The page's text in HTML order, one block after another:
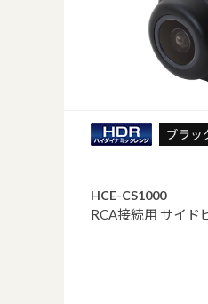
HCE-CS1000
RCA接続用 サイド